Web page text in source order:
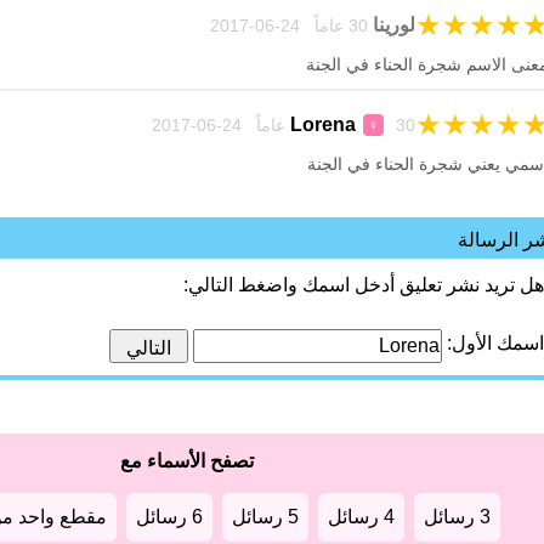
لورينا ★
★
★
★
الاسم شجرة الحناء في الجنة
Lorena ♀ 30 عاماً 24-06-2017 ★
★
★
★
يعني شجرة الحناء في الجنة
الرسالة
هل تريد نشر تعليق أدخل اسمك واضغط التالي:
اسمك الأول:
تصفح الأسماء مع
3 رسائل 4 رسائل 5 رسائل 6 رسائل مقطع واحد